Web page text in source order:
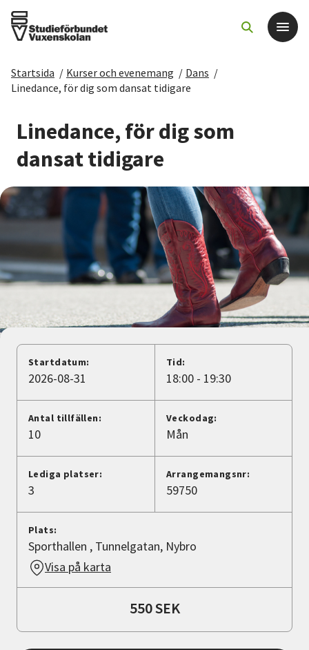
Det här gör vi
För dig som
Sök kurser och evenemang
Om SV
Starta studiecirkel
Cirkelledare
Nyheter
Avdelningar
Lyssna
Startsida / Kurser och evenemang / Dans /
Linedance, för dig som dansat tidigare
Linedance, för dig som
dansat tidigare
Startdatum:
2026-08-31
Tid:
18:00 - 19:30
Antal tillfällen:
10
Veckodag:
Mån
Lediga platser:
3
Arrangemangsnr:
59750
Plats:
Sporthallen , Tunnelgatan, Nybro
Visa på karta
550 SEK